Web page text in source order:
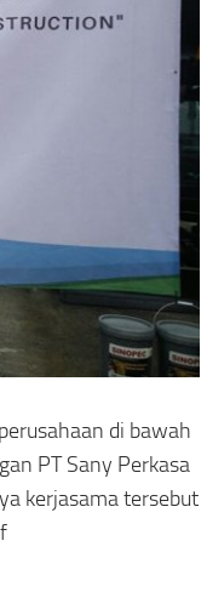
di bawah
PT Sany Perkasa
kerjasama tersebut